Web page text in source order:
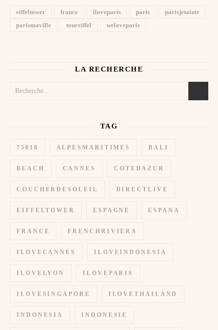
eiffeltower france iloveparis paris
parisjetaime
parismaville
toureiffel weloveparis
LA RECHERCHE
TAG
75018 ALPESMARITIMES BALI
BEACH CANNES COTEDAZUR
COUCHERDESOLEIL DIRECTLIVE
EIFFELTOWER ESPAGNE ESPANA
FRANCE FRENCHRIVIERA
ILOVECANNES ILOVEINDONESIA
ILOVELYON ILOVEPARIS
ILOVESINGAPORE ILOVETHAILAND
INDONESIA INDONESIE